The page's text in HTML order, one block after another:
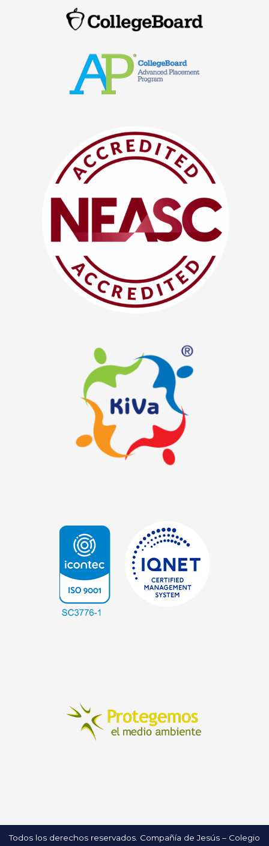
Todos los derechos reservados. Compañía de Jesús – Colegio